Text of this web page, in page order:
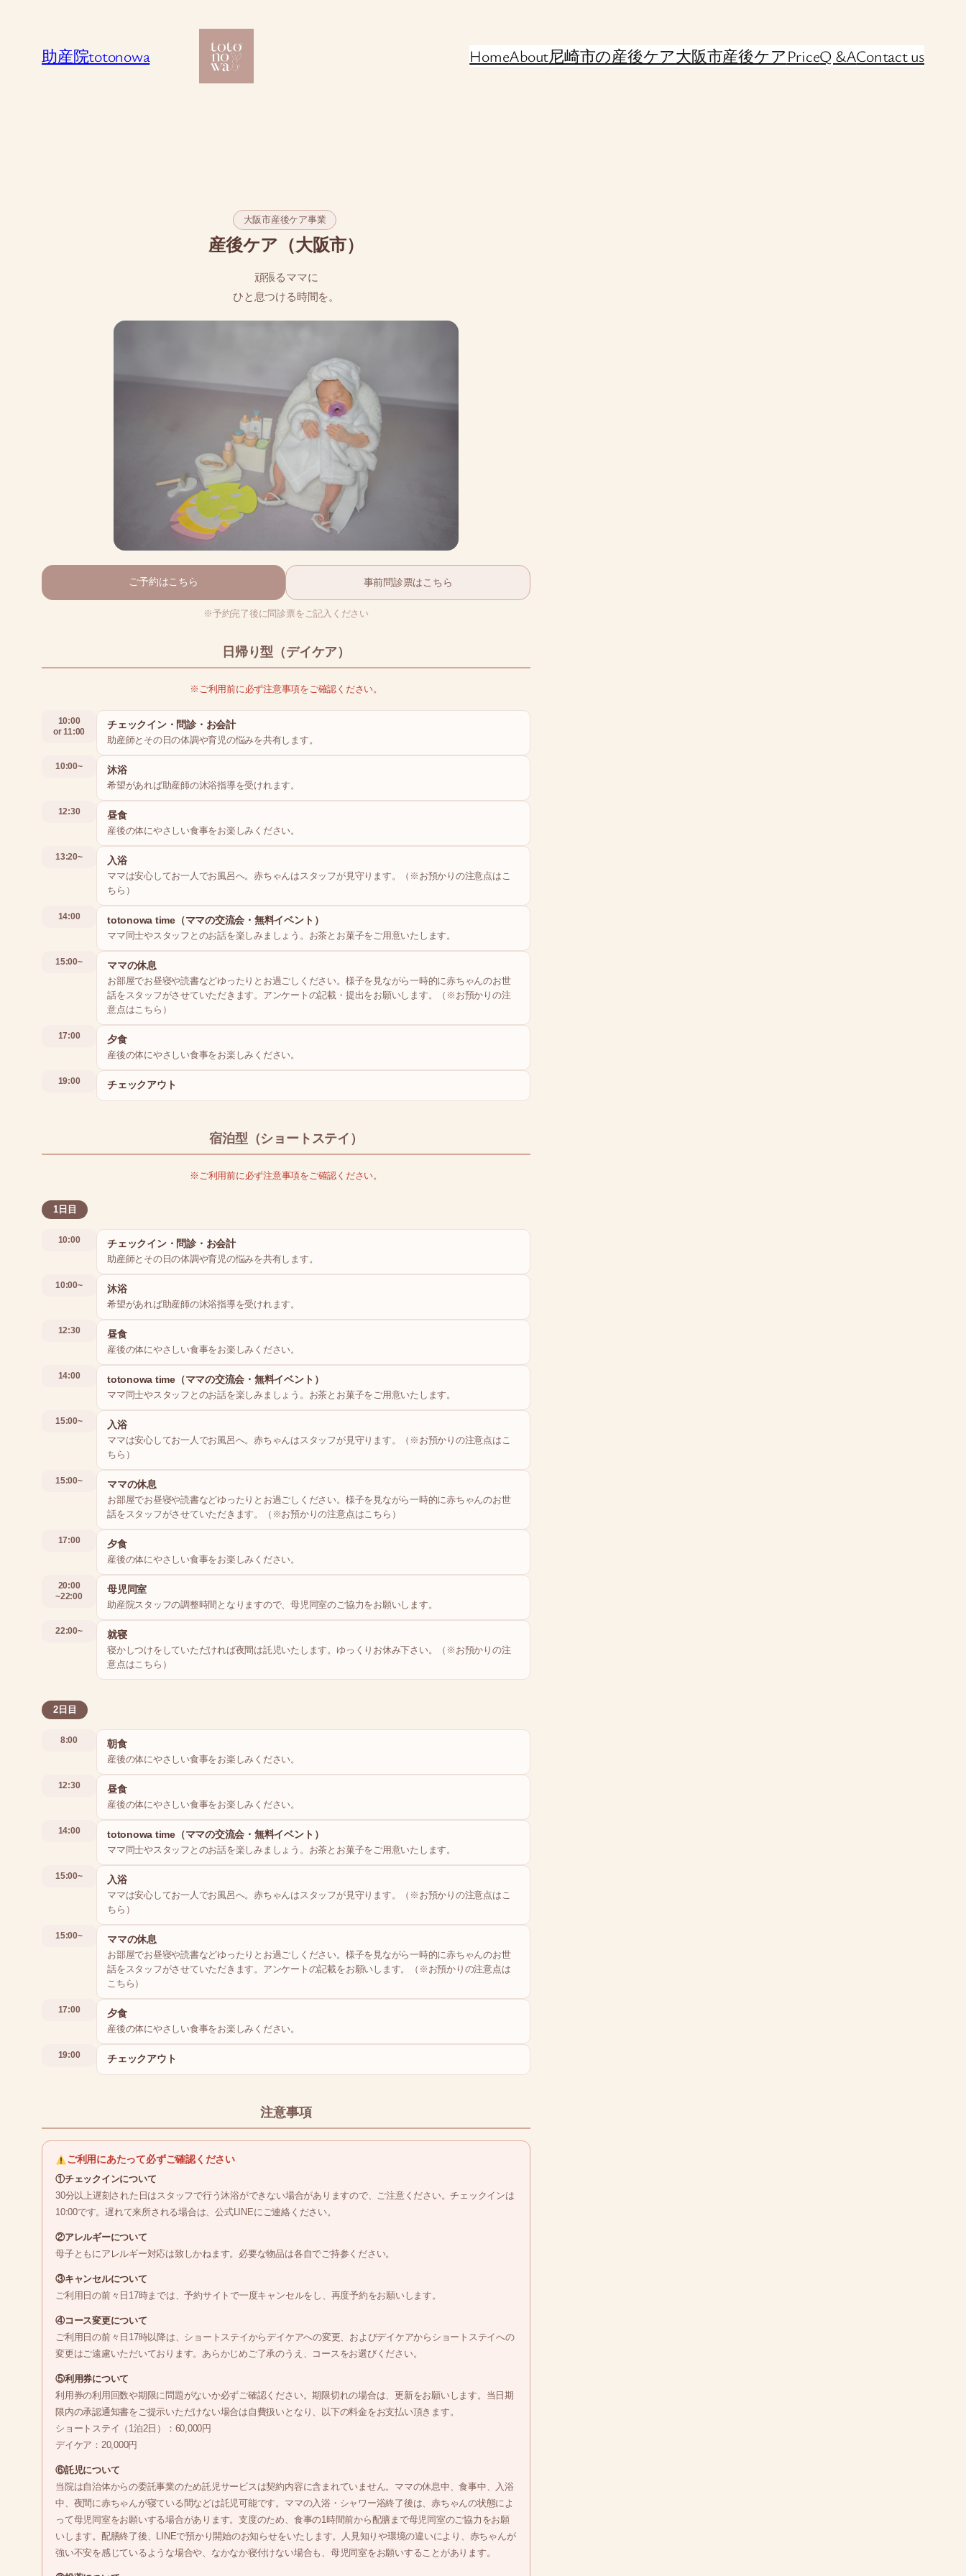
助産院totonowa HomeAbout尼崎市の産後ケア大阪市産後ケアPriceQ &AContact us
大阪市産後ケア事業
産後ケア（大阪市）
頑張るママに
ひと息つける時間を。
ご予約はこちら 事前問診票はこちら
※予約完了後に問診票をご記入ください
日帰り型（デイケア）
※ご利用前に必ず注意事項をご確認ください。
10:00
or 11:00
チェックイン・問診・お会計
助産師とその日の体調や育児の悩みを共有します。
10:00~ 沐浴
希望があれば助産師の沐浴指導を受けれます。
12:30 昼食
産後の体にやさしい食事をお楽しみください。
13:20~ 入浴
ママは安心してお一人でお風呂へ。赤ちゃんはスタッフが見守ります。（※お預かりの注意点はこ
ちら）
14:00 totonowa time（ママの交流会・無料イベント）
ママ同士やスタッフとのお話を楽しみましょう。お茶とお菓子をご用意いたします。
15:00~ ママの休息
お部屋でお昼寝や読書などゆったりとお過ごしください。様子を見ながら一時的に赤ちゃんのお世
話をスタッフがさせていただきます。アンケートの記載・提出をお願いします。（※お預かりの注
意点はこちら）
17:00 夕食
産後の体にやさしい食事をお楽しみください。
19:00 チェックアウト
宿泊型（ショートステイ）
※ご利用前に必ず注意事項をご確認ください。
1日目
10:00 チェックイン・問診・お会計
助産師とその日の体調や育児の悩みを共有します。
10:00~ 沐浴
希望があれば助産師の沐浴指導を受けれます。
12:30 昼食
産後の体にやさしい食事をお楽しみください。
14:00 totonowa time（ママの交流会・無料イベント）
ママ同士やスタッフとのお話を楽しみましょう。お茶とお菓子をご用意いたします。
15:00~ 入浴
ママは安心してお一人でお風呂へ。赤ちゃんはスタッフが見守ります。（※お預かりの注意点はこ
ちら）
15:00~ ママの休息
お部屋でお昼寝や読書などゆったりとお過ごしください。様子を見ながら一時的に赤ちゃんのお世
話をスタッフがさせていただきます。（※お預かりの注意点はこちら）
17:00 夕食
産後の体にやさしい食事をお楽しみください。
20:00
~22:00
母児同室
助産院スタッフの調整時間となりますので、母児同室のご協力をお願いします。
22:00~ 就寝
寝かしつけをしていただければ夜間は託児いたします。ゆっくりお休み下さい。（※お預かりの注
意点はこちら）
2日目
8:00 朝食
産後の体にやさしい食事をお楽しみください。
12:30 昼食
産後の体にやさしい食事をお楽しみください。
14:00 totonowa time（ママの交流会・無料イベント）
ママ同士やスタッフとのお話を楽しみましょう。お茶とお菓子をご用意いたします。
15:00~ 入浴
ママは安心してお一人でお風呂へ。赤ちゃんはスタッフが見守ります。（※お預かりの注意点はこ
ちら）
15:00~ ママの休息
お部屋でお昼寝や読書などゆったりとお過ごしください。様子を見ながら一時的に赤ちゃんのお世
話をスタッフがさせていただきます。アンケートの記載をお願いします。（※お預かりの注意点は
こちら）
17:00 夕食
産後の体にやさしい食事をお楽しみください。
19:00 チェックアウト
注意事項
ご利用にあたって必ずご確認ください
①チェックインについて
30分以上遅刻された日はスタッフで行う沐浴ができない場合がありますので、ご注意ください。チェックインは
10:00です。遅れて来所される場合は、公式LINEにご連絡ください。
②アレルギーについて
母子ともにアレルギー対応は致しかねます。必要な物品は各自でご持参ください。
③キャンセルについて
ご利用日の前々日17時までは、予約サイトで一度キャンセルをし、再度予約をお願いします。
④コース変更について
ご利用日の前々日17時以降は、ショートステイからデイケアへの変更、およびデイケアからショートステイへの
変更はご遠慮いただいております。あらかじめご了承のうえ、コースをお選びください。
⑤利用券について
利用券の利用回数や期限に問題がないか必ずご確認ください。期限切れの場合は、更新をお願いします。当日期
限内の承認通知書をご提示いただけない場合は自費扱いとなり、以下の料金をお支払い頂きます。
ショートステイ（1泊2日）：60,000円
デイケア：20,000円
⑥託児について
当院は自治体からの委託事業のため託児サービスは契約内容に含まれていません。ママの休息中、食事中、入浴
中、夜間に赤ちゃんが寝ている間などは託児可能です。ママの入浴・シャワー浴終了後は、赤ちゃんの状態によ
って母児同室をお願いする場合があります。支度のため、食事の1時間前から配膳まで母児同室のご協力をお願
いします。配膳終了後、LINEで預かり開始のお知らせをいたします。人見知りや環境の違いにより、赤ちゃんが
強い不安を感じているような場合や、なかなか寝付けない場合も、母児同室をお願いすることがあります。